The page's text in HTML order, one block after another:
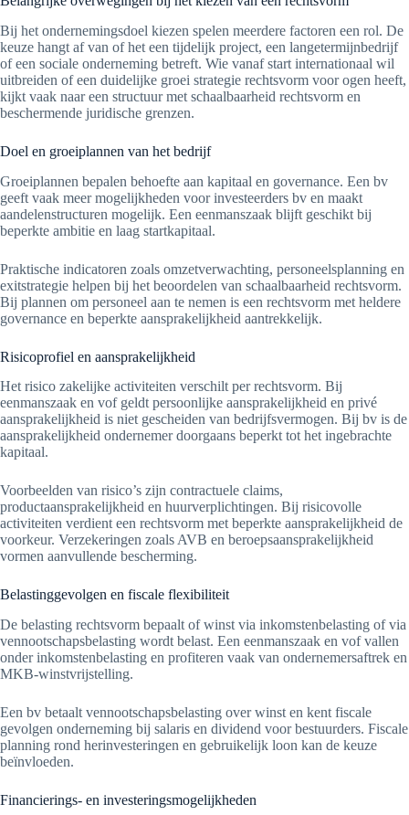
Bij het ondernemingsdoel kiezen spelen meerdere factoren een rol. De
keuze hangt af van of het een tijdelijk project, een langetermijnbedrijf
of een sociale onderneming betreft. Wie vanaf start internationaal wil
uitbreiden of een duidelijke groei strategie rechtsvorm voor ogen heeft,
kijkt vaak naar een structuur met schaalbaarheid rechtsvorm en
beschermende juridische grenzen.
Doel en groeiplannen van het bedrijf
Groeiplannen bepalen behoefte aan kapitaal en governance. Een bv
geeft vaak meer mogelijkheden voor investeerders bv en maakt
aandelenstructuren mogelijk. Een eenmanszaak blijft geschikt bij
beperkte ambitie en laag startkapitaal.
Praktische indicatoren zoals omzetverwachting, personeelsplanning en
exitstrategie helpen bij het beoordelen van schaalbaarheid rechtsvorm.
Bij plannen om personeel aan te nemen is een rechtsvorm met heldere
governance en beperkte aansprakelijkheid aantrekkelijk.
Risicoprofiel en aansprakelijkheid
Het risico zakelijke activiteiten verschilt per rechtsvorm. Bij
eenmanszaak en vof geldt persoonlijke aansprakelijkheid en privé
aansprakelijkheid is niet gescheiden van bedrijfsvermogen. Bij bv is de
aansprakelijkheid ondernemer doorgaans beperkt tot het ingebrachte
kapitaal.
Voorbeelden van risico’s zijn contractuele claims,
productaansprakelijkheid en huurverplichtingen. Bij risicovolle
activiteiten verdient een rechtsvorm met beperkte aansprakelijkheid de
voorkeur. Verzekeringen zoals AVB en beroepsaansprakelijkheid
vormen aanvullende bescherming.
Belastinggevolgen en fiscale flexibiliteit
De belasting rechtsvorm bepaalt of winst via inkomstenbelasting of via
vennootschapsbelasting wordt belast. Een eenmanszaak en vof vallen
onder inkomstenbelasting en profiteren vaak van ondernemersaftrek en
MKB-winstvrijstelling.
Een bv betaalt vennootschapsbelasting over winst en kent fiscale
gevolgen onderneming bij salaris en dividend voor bestuurders. Fiscale
planning rond herinvesteringen en gebruikelijk loon kan de keuze
beïnvloeden.
Financierings- en investeringsmogelijkheden